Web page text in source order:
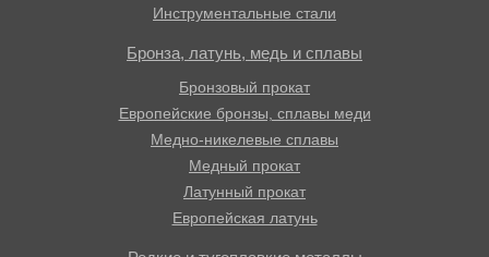
Инструментальные стали
Бронза, латунь, медь и сплавы
Бронзовый прокат
Европейские бронзы, сплавы меди
Медно-никелевые сплавы
Медный прокат
Латунный прокат
Европейская латунь